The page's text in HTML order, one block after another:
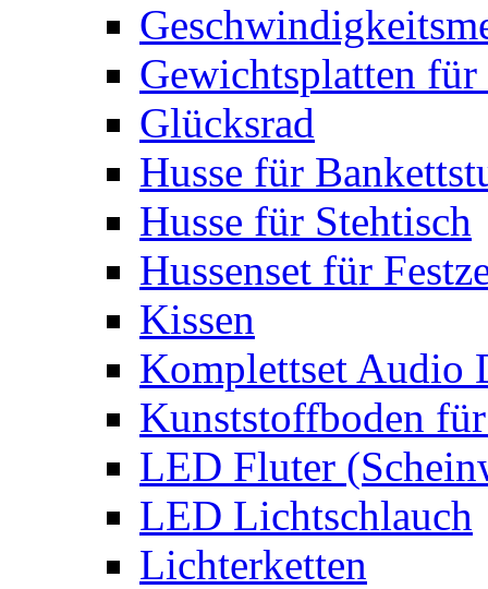
Gewichtsplatten für
Glücksrad
Husse für
Husse für Stehtisch
Hussenset für
Kissen
Komplettset Audio
Kunststoffboden
LED Fluter
LED Lichtschlauch
Lichterketten